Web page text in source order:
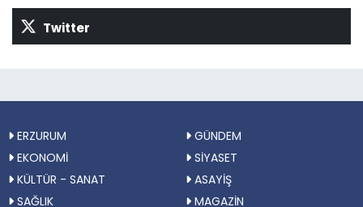
Twitter
ERZURUM
GÜNDEM
EKONOMİ
SİYASET
KÜLTÜR - SANAT
ASAYİŞ
SAĞLIK
MAGAZİN